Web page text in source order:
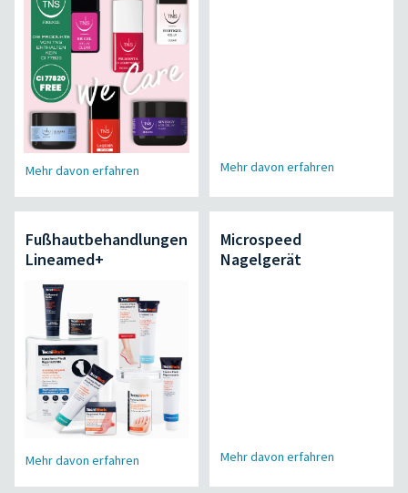
Mehr davon erfahren Mehr davon erfahren
Fußhautbehandlungen
Lineamed+
Mehr davon erfahren
Microspeed
Nagelgerät
Mehr davon erfahren